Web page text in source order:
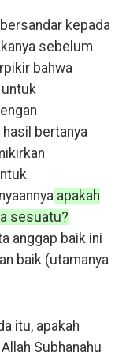
kepada
sebelum
bahwa
bertanya
apakah
sesuatu?
anggap baik ini
baik (utamanya
itu, apakah
Subhanahu